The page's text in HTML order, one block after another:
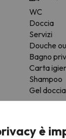
WC
Doccia
Servizi
Douche
Bagno
Carta
Shampoo
Gel doccia
è